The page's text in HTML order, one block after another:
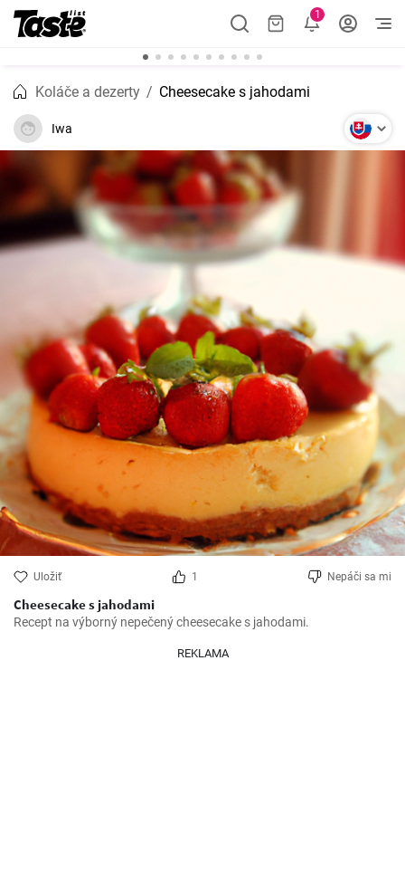
1
Koláče a dezerty Cheesecake s jahodami
Iwa
Uložiť 1 Nepáči sa mi
Cheesecake s jahodami
Recept na výborný nepečený cheesecake s jahodami.
REKLAMA